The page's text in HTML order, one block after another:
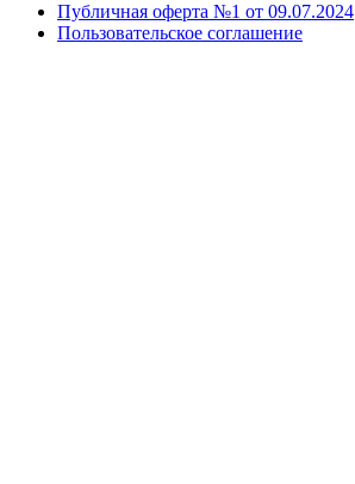
Публичная оферта №1 от 09.07.2024
Пользовательское соглашение